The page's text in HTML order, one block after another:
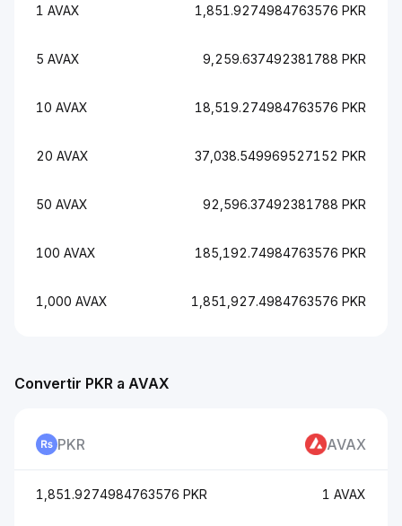
1 AVAX 1,851.9274984763576 PKR
5 AVAX 9,259.637492381788 PKR
10 AVAX 18,519.274984763576 PKR
20 AVAX 37,038.549969527152 PKR
50 AVAX 92,596.37492381788 PKR
100 AVAX 185,192.74984763576 PKR
1,000 AVAX 1,851,927.4984763576 PKR
Convertir PKR a AVAX
PKR AVAX
1,851.9274984763576 PKR 1 AVAX